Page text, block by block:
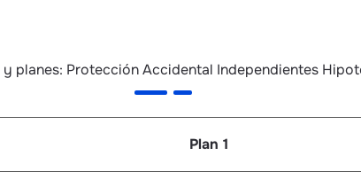
planes: Protección Accidental Independientes
Plan 1